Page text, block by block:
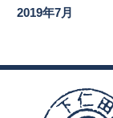
2019年7月